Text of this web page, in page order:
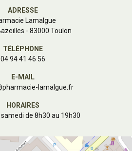
ADRESSE
Lamalgue
- 83000 Toulon
TÉLÉPHONE
04 94 41 46 56
E-MAIL
pharmacie-lamalgue.fr
HORAIRES
de 8h30 au 19h30